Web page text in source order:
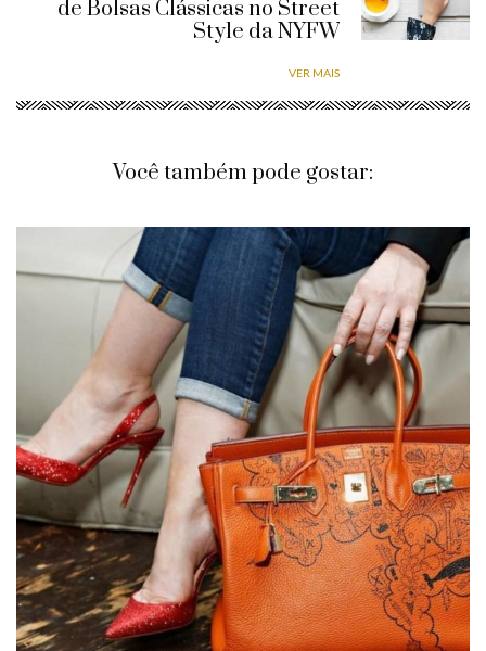
de Bolsas Clássicas no Street
Style da NYFW
VER MAIS
Você também pode gostar: